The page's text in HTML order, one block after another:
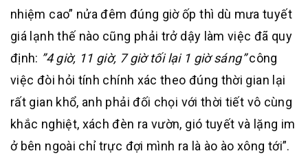
nhiệm cao” nửa đêm đúng giờ ốp thì dù mưa tuyết
giá lạnh thế nào cũng phải trở dậy làm việc đã quy
định: ”4 giờ, 11 giờ, 7 giờ tối lại 1 giờ sáng”công
việc đòi hỏi tính chính xác theo đúng thời gian lại
rất gian khổ, anh phải đối chọi với thời tiết vô cùng
khắc nghiệt, xách đèn ra vườn, gió tuyết và lặng im
ở bên ngoài chỉ trực đợi mình ra là ào ào xông tới”.